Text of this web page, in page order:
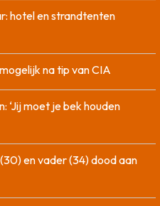
hotel en strandtenten
na tip van CIA
‘Jij moet je bek houden
en vader (34) dood aan